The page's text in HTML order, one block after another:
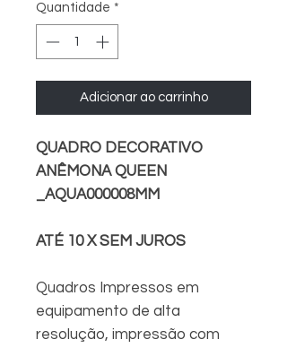
Quantidade *
Adicionar ao carrinho
QUADRO DECORATIVO
ANÊMONA QUEEN
_AQUA000008MM
ATÉ 10 X SEM JUROS
Quadros Impressos em
equipamento de alta
resolução, impressão com